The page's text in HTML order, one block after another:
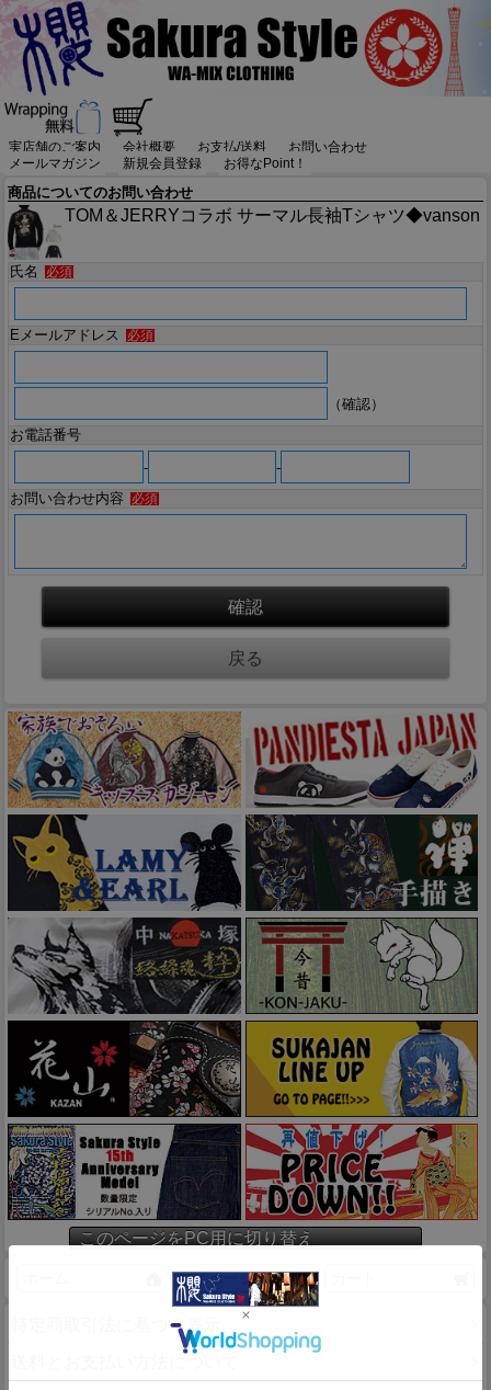
実店舗のご案内 会社概要 お支払/送料
お問い合わせ
メールマガジン
新規会員登録 お得なPoint！
商品についてのお問い合わせ
TOM＆JERRYコラボ サーマル長袖Tシャツ◆vanson
氏名 必須
Eメールアドレス 必須
（確認）
お電話番号
-
-
お問い合わせ内容
必須
このページをPC用に切り替え
マイページ
特定商取引法に基づく表示